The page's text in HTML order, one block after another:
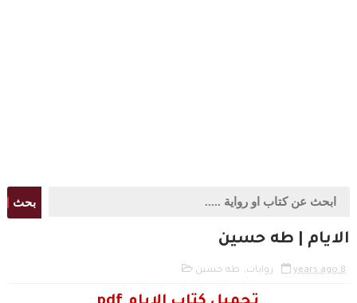
بحث
الايام | طه حسين
8 years ago روايات, طه حسين